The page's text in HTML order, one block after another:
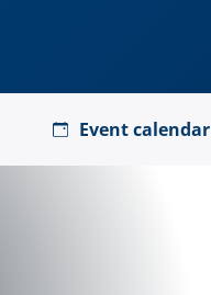
Event calendar